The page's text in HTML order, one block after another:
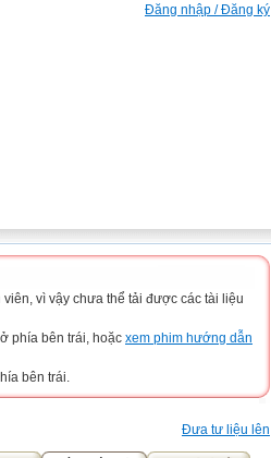
Đăng nhập / Đăng ký
vì vậy chưa thể tải được các tài liệu
ở phía bên trái, hoặc xem phim hướng dẫn
bên trái.
Đưa tư liệu lên